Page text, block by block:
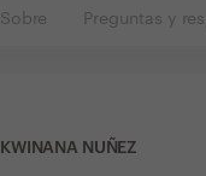
Sobre Preguntas y
KWINANA NUÑEZ